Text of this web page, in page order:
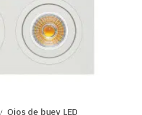
Ojos de buey LED